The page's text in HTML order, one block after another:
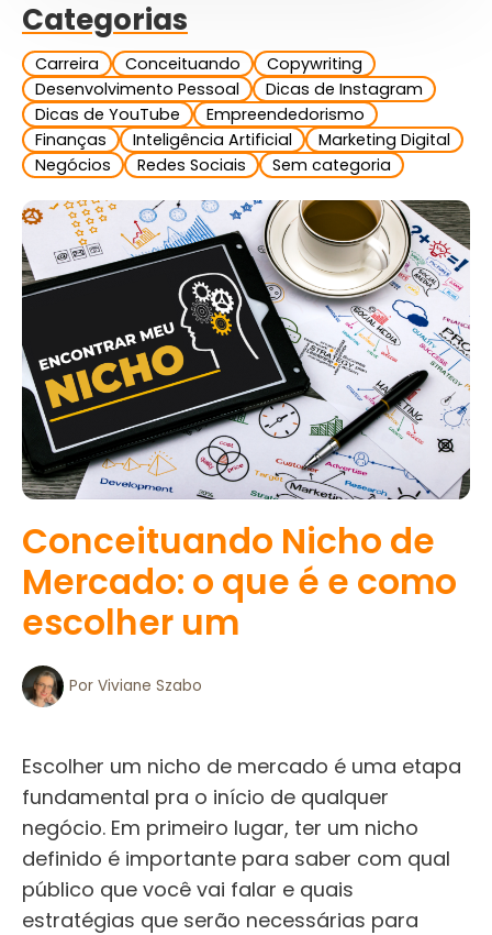
Conceituando Nicho de
Mercado: o que é e como
escolher um
Por Viviane Szabo
Escolher um nicho de mercado é uma etapa
fundamental pra o início de qualquer
negócio. Em primeiro lugar, ter um nicho
definido é importante para saber com qual
público que você vai falar e quais
estratégias que serão necessárias para
Categorias
Carreira Conceituando
Copywriting
Desenvolvimento Pessoal
Dicas de Instagram
Dicas de YouTube
Empreendedorismo
Finanças
Inteligência Artificial
Marketing Digital
Negócios
Redes Sociais Sem categoria